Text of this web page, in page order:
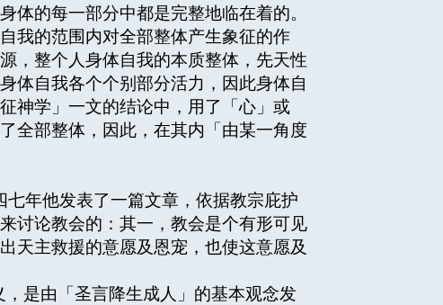
体的每一部分中都是完整地临在着的。
我的范围内对全部整体产生象征的作
，整个人身体自我的本质整体，先天性
体自我各个个别部分活力，因此身体自
神学」一文的结论中，用了「心」或
全部整体，因此，在其内「由某一角度
年他发表了一篇文章，依据教宗庇护
讨论教会的：其一，教会是个有形可见
天主救援的意愿及恩宠，也使这意愿及
是由「圣言降生成人」的基本观念发